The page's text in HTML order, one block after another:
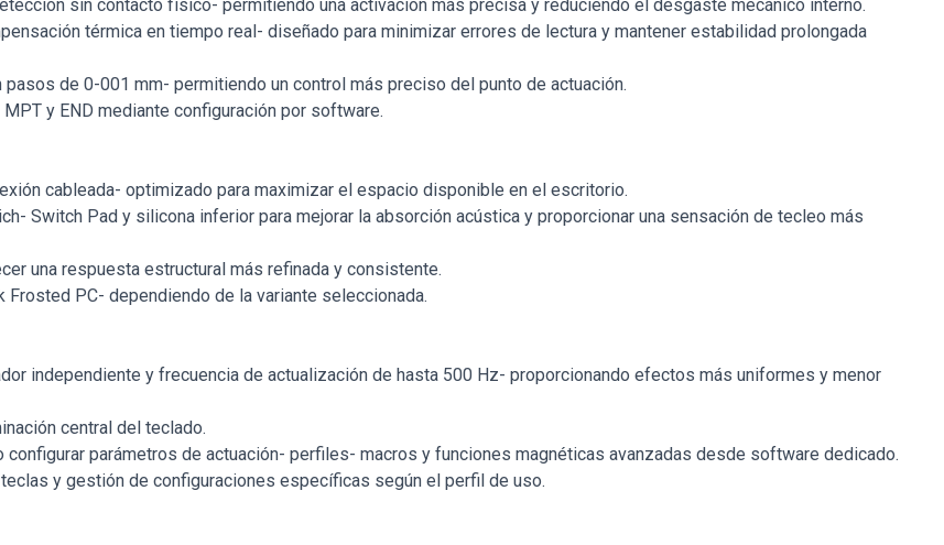
sin contacto físico- permitiendo una activación más precisa y reduciendo el desgaste mecánico interno.
térmica en tiempo real- diseñado para minimizar errores de lectura y mantener estabilidad prolongada
de 0-001 mm- permitiendo un control más preciso del punto de actuación.
y END mediante configuración por software.
cableada- optimizado para maximizar el espacio disponible en el escritorio.
Switch Pad y silicona inferior para mejorar la absorción acústica y proporcionar una sensación de tecleo más
una respuesta estructural más refinada y consistente.
PC- dependiendo de la variante seleccionada.
independiente y frecuencia de actualización de hasta 500 Hz- proporcionando efectos más uniformes y menor
central del teclado.
parámetros de actuación- perfiles- macros y funciones magnéticas avanzadas desde software dedicado.
y gestión de configuraciones específicas según el perfil de uso.